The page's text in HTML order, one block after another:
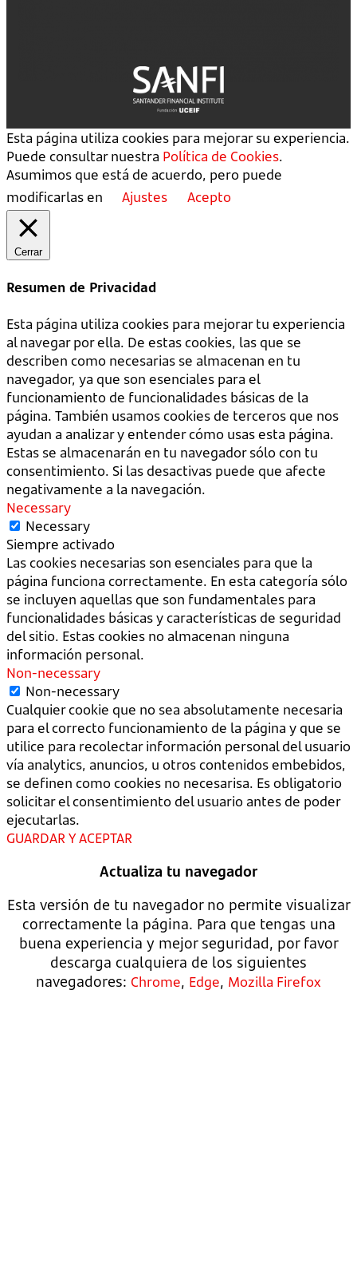
Esta página utiliza cookies para mejorar su experiencia.
Puede consultar nuestra Política de Cookies.
Asumimos que está de acuerdo, pero puede
modificarlas en
Ajustes Acepto
Cerrar
Resumen de Privacidad
Esta página utiliza cookies para mejorar tu experiencia
al navegar por ella. De estas cookies, las que se
describen como necesarias se almacenan en tu
navegador, ya que son esenciales para el
funcionamiento de funcionalidades básicas de la
página. También usamos cookies de terceros que nos
ayudan a analizar y entender cómo usas esta página.
Estas se almacenarán en tu navegador sólo con tu
consentimiento. Si las desactivas puede que afecte
negativamente a la navegación.
Necessary
Necessary
Siempre activado
Las cookies necesarias son esenciales para que la
página funciona correctamente. En esta categoría sólo
se incluyen aquellas que son fundamentales para
funcionalidades básicas y características de seguridad
del sitio. Estas cookies no almacenan ninguna
información personal.
Non-necessary
Non-necessary
Cualquier cookie que no sea absolutamente necesaria
para el correcto funcionamiento de la página y que se
utilice para recolectar información personal del usuario
vía analytics, anuncios, u otros contenidos embebidos,
se definen como cookies no necesarisa. Es obligatorio
solicitar el consentimiento del usuario antes de poder
ejecutarlas.
GUARDAR Y ACEPTAR
Actualiza tu navegador
Esta versión de tu navegador no permite visualizar
correctamente la página. Para que tengas una
buena experiencia y mejor seguridad, por favor
descarga cualquiera de los siguientes
navegadores: Chrome, Edge, Mozilla Firefox